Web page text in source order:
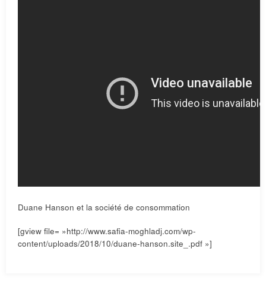
Duane Hanson et la société de consommation
[gview file= »http://www.safia-moghladj.com/wp-
content/uploads/2018/10/duane-hanson.site_.pdf »]